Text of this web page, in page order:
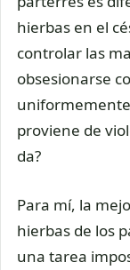
hierbas en el
controlar las
obsesionarse
proviene de
da?
Para mí, la
hierbas de los
una tarea